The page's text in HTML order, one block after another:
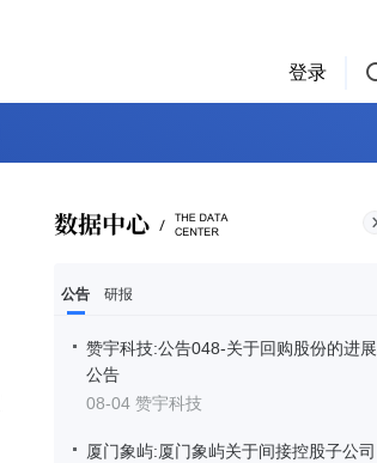
登录
公告 研报
赞宇科技:公告048-关于回购股份的进展
公告
08-04 赞宇科技
厦门象屿:厦门象屿关于间接控股子公司